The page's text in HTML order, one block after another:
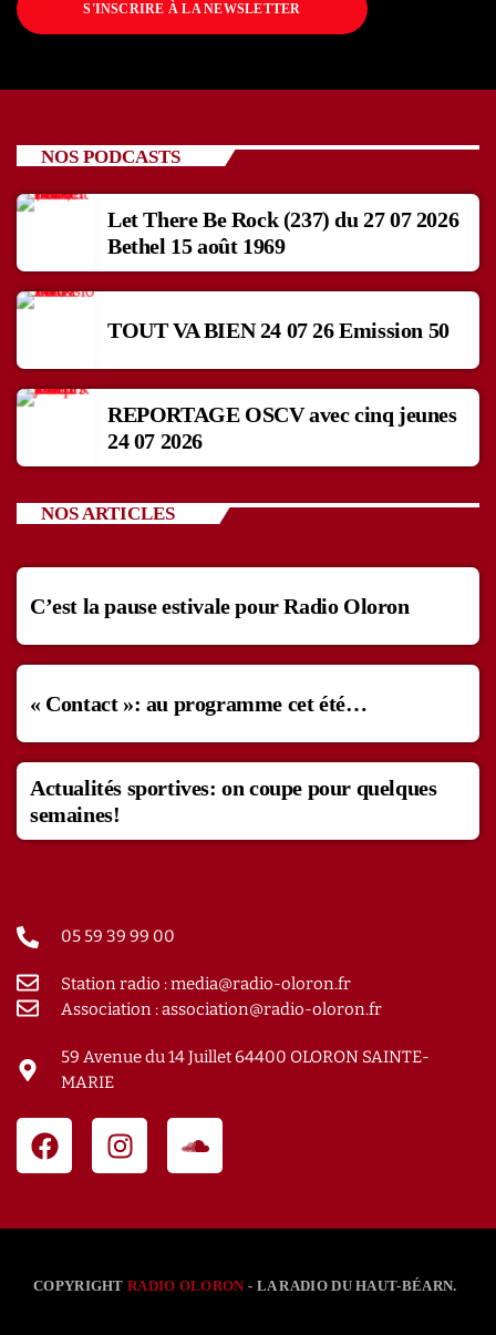
S'INSCRIRE À LA NEWSLETTER
NOS PODCASTS
Let There Be Rock (237) du 27 07 2026
Bethel 15 août 1969
TOUT VA BIEN 24 07 26 Emission 50
REPORTAGE OSCV avec cinq jeunes
24 07 2026
NOS ARTICLES
C’est la pause estivale pour Radio Oloron
« Contact »: au programme cet été…
Actualités sportives: on coupe pour quelques
semaines!
05 59 39 99 00
Station radio : media@radio-oloron.fr
Association : association@radio-oloron.fr
59 Avenue du 14 Juillet 64400 OLORON SAINTE-
MARIE
COPYRIGHTRADIO OLORON - LA RADIO DU HAUT-BÉARN.